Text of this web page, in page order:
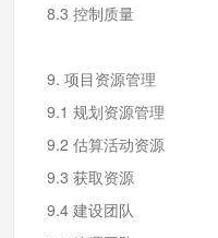
8.3 控制质量
9. 项目资源管理
9.1 规划资源管理
9.2 估算活动资源
9.3 获取资源
9.4 建设团队